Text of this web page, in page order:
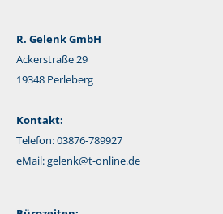
R. Gelenk GmbH
Ackerstraße 29
19348 Perleberg
Kontakt:
Telefon: 03876-789927
eMail:gelenk@t-online.de